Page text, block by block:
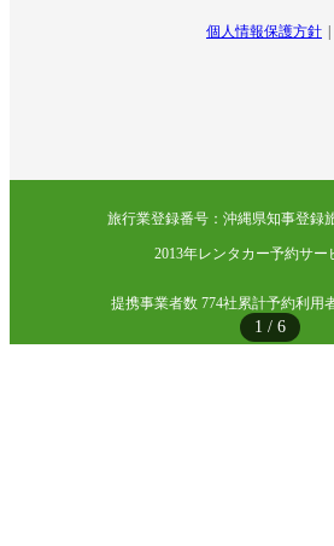
1 / 6
個人情報保護方針
旅行業登録番号：沖縄県知事登録
2013年レンタカー予約サー
提携事業者数 774社累計予約利用